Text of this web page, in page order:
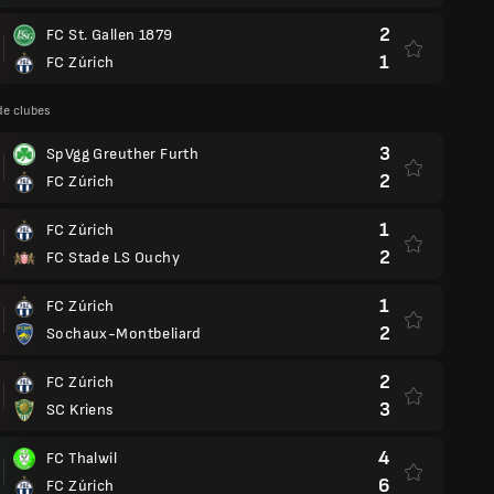
FC St. Gallen 1879
FC Zúrich
2
1
clubes
SpVgg Greuther Furth
FC Zúrich
3
2
FC Zúrich
FC Stade LS Ouchy
1
2
FC Zúrich
Sochaux-Montbeliard
1
2
FC Zúrich
SC Kriens
2
3
FC Thalwil
FC Zúrich
4
6